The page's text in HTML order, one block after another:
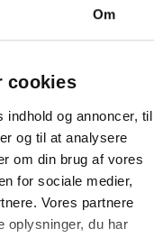
Om
cookies
og annoncer, til
og til at analysere
om din brug af vores
for sociale medier,
Vores partnere
oplysninger, du har
bestilles.
den, så
Dette gælder
spild
Da tavlen
det ca. 15-21